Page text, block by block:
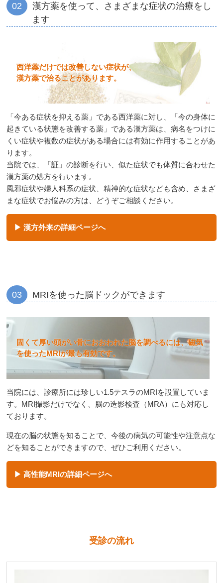
02
漢方薬を使って、さまざまな症状の治療をし
ます
西洋薬だけでは改善しない症状が、
漢方薬で治ることがあります。
「今ある症状を抑える薬」である西洋薬に対し、「今の身体に
起きている状態を改善する薬」である漢方薬は、病名をつけに
くい症状や複数の症状がある場合には有効に作用することがあ
ります。
当院では、「証」の診断を行い、似た症状でも体質に合わせた
漢方薬の処方を行います。
風邪症状や婦人科系の症状、精神的な症状なども含め、さまざ
まな症状でお悩みの方は、どうぞご相談ください。
漢方外来の詳細ページへ
03 MRIを使った脳ドックができます
固くて厚い頭がい骨におおわれた脳を調べるには、磁気
を使ったMRIが最も有効です。
当院には、診療所には珍しい1.5テスラのMRIを設置していま
す。MRI撮影だけでなく、脳の造影検査（MRA）にも対応し
ております。
現在の脳の状態を知ることで、今後の病気の可能性や注意点な
どを知ることができますので、ぜひご利用ください。
高性能MRIの詳細ページへ
受診の流れ